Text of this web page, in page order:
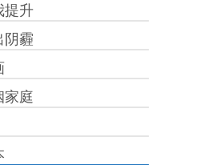
提升
阴霾
家庭